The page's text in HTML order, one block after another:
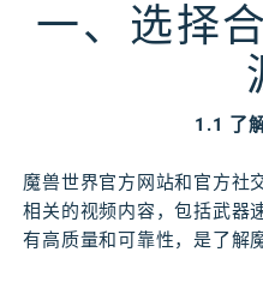
一、选择
1.1 了
魔兽世界官方网站和官方社
相关的视频内容，包括武器
有高质量和可靠性，是了解